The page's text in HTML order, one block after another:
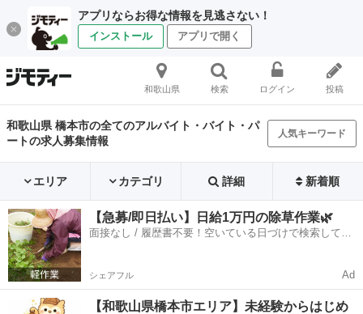
アプリならお得な情報を見逃さない！
インストール アプリで開く
和歌山県 検索 ログイン 投稿
和歌山県 橋本市の全てのアルバイト・バイト・パ
ートの求人募集情報
人気キーワード
エリア カテゴリ 詳細 新着順
【急募/即日払い】日給1万円の除草作業🌿
面接なし / 履歴書不要！空いている日づけで検索して即
シェアフル Ad
【和歌山県橋本市エリア】未経験からはじめ